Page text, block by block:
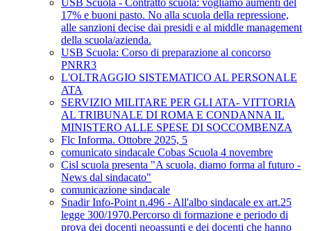
USB Scuola - Contratto scuola: vogliamo aumenti del
17% e buoni pasto. No alla scuola della repressione,
alle sanzioni decise dai presidi e al middle management
della scuola/azienda.
USB Scuola: Corso di preparazione al concorso
PNRR3
L'OLTRAGGIO SISTEMATICO AL PERSONALE
ATA
SERVIZIO MILITARE PER GLI ATA- VITTORIA
AL TRIBUNALE DI ROMA E CONDANNA IL
MINISTERO ALLE SPESE DI SOCCOMBENZA
Flc Informa. Ottobre 2025, 5
comunicato sindacale Cobas Scuola 4 novembre
Cisl scuola presenta "A scuola, diamo forma al futuro -
News dal sindacato"
comunicazione sindacale
Snadir Info-Point n.496 - All'albo sindacale ex art.25
legge 300/1970.Percorso di formazione e periodo di
prova dei docenti neoassunti e dei docenti che hanno